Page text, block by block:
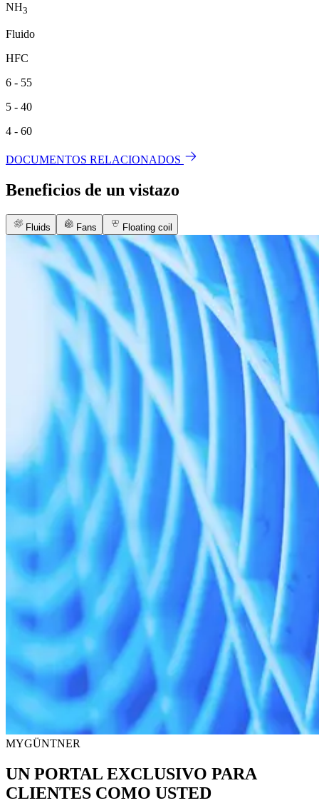
NH3
Fluido
HFC
6 - 55
5 - 40
4 - 60
DOCUMENTOS RELACIONADOS
Beneficios de un vistazo
Fluids Fans Floating coil
MYGÜNTNER
UN PORTAL EXCLUSIVO PARA
CLIENTES COMO USTED